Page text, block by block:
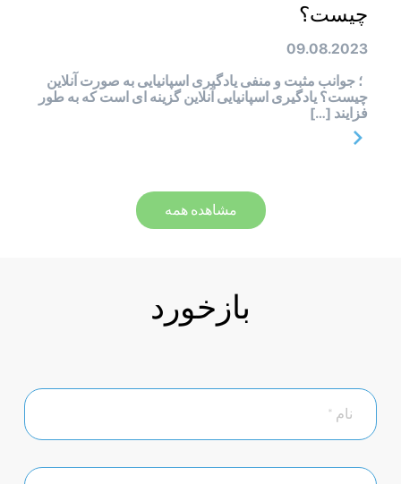
چیست؟
09.08.2023
؛ جوانب مثبت و منفی یادگیری اسپانیایی به صورت آنلاین
چیست؟ یادگیری اسپانیایی آنلاین گزینه ای است که به طور
فزایند […]
مشاهده همه
بازخورد